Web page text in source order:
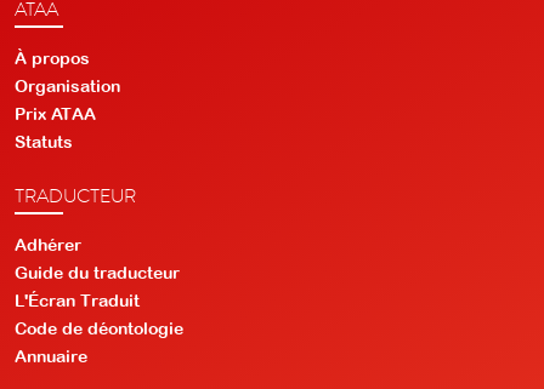
ATAA
À propos
Organisation
Prix ATAA
Statuts
TRADUCTEUR
Adhérer
Guide du traducteur
L'Écran Traduit
Code de déontologie
Annuaire